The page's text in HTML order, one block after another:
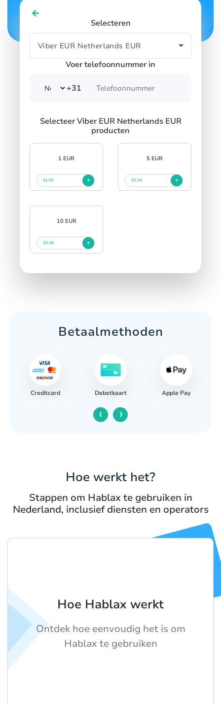
SIGN INSIGN UP
Selecteren
Voer telefoonnummer in
+31
Selecteer Viber EUR Netherlands EUR
producten
1 EUR
$1.85
5 EUR
$5.24
10 EUR
$9.48
Betaalmethoden
Creditcard Debetkaart Apple Pay
‹ ›
Hoe werkt het?
Stappen om Hablax te gebruiken in
Nederland, inclusief diensten en operators
Hoe Hablax werkt
Ontdek hoe eenvoudig het is om
Hablax te gebruiken